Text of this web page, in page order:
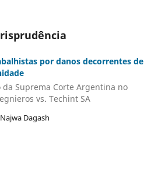
por danos decorrentes de
Suprema Corte Argentina no
vs. Techint SA
Dagash